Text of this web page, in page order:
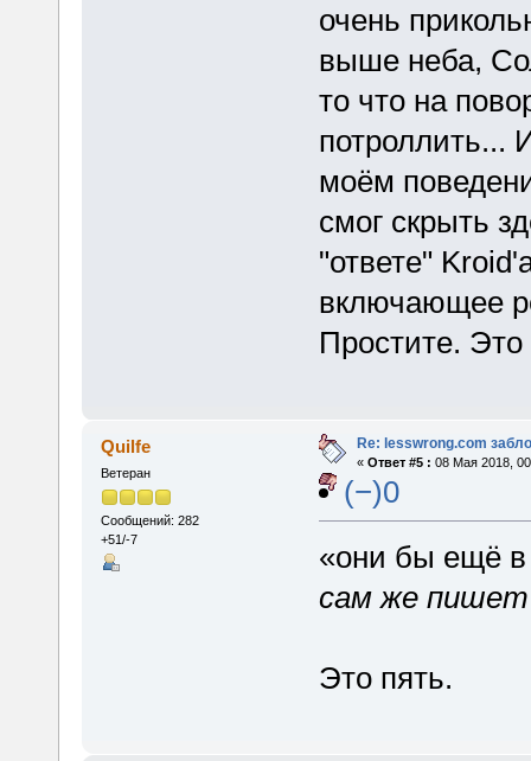
очень
выше неба,
то что на
потроллить...
моём
смог скрыть
"ответе"
включающее
Простите.
Quilfe
Ветеран
Сообщений: 282
+51/-7
Re: lesswrong.com
« Ответ #5 : 08 Мая 2018,
(−)0
«они бы ещё в
сам же пишет
Это пять.